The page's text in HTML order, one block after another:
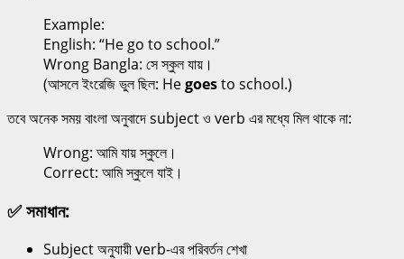
Example:
English: “He go to school.”
Wrong Bangla: সে স্কুল যায়।
(আসলে ইংরেজি ভুল ছিল: Hegoesto school.)
তবে অনেক সময় বাংলা অনুবাদে subject ও verb এর মধ্যে মিল থাকে না:
Wrong: আমি যায় স্কুলে।
Correct: আমি স্কুলে যাই।
✅ সমাধান:
Subject অনুযায়ী verb-এর পরিবর্তন শেখা